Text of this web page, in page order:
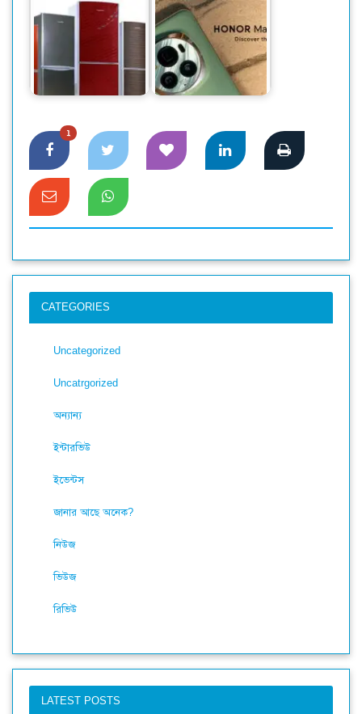
দেশি ফ্রিজে স্বপ্নপূরণ
পছন্দের শীর্ষে প্রিমিয়াম
ফ্ল্যাগশিপ অনারের
ম্যাজিক ৬ প্রো
1
CATEGORIES
Uncategorized
Uncatrgorized
অন্যান্য
ইন্টারভিউ
ইভেন্টস
জানার আছে অনেক?
নিউজ
ভিউজ
রিভিউ
LATEST POSTS